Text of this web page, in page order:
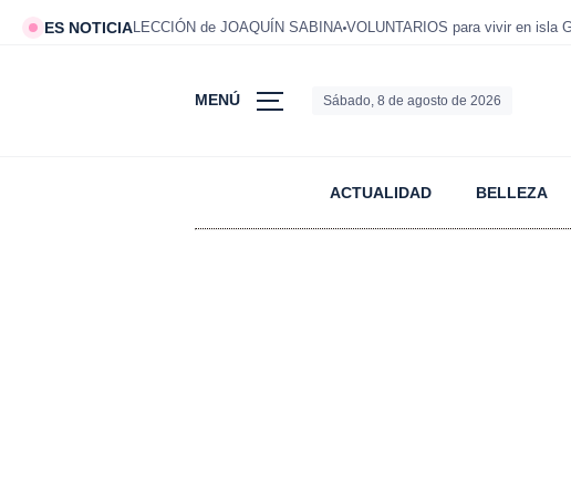
ES NOTICIALECCIÓN de JOAQUÍN SABINA VOLUNTARIOS para vivir en isla
MENÚ Sábado, 8 de agosto de 2026
ACTUALIDAD BELLEZA